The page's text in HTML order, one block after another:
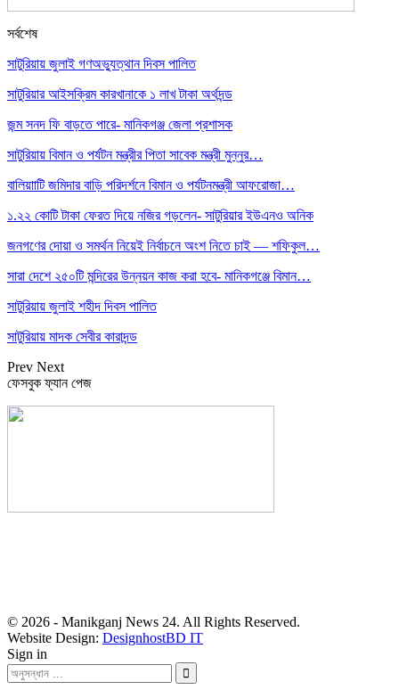
সর্বশেষ
সাটুরিয়ায় জুলাই গণঅভ্যুত্থান দিবস পালিত
সাটুরিয়ার আইসক্রিম কারখানাকে ১ লাখ টাকা অর্থদন্ড
জন্ম সনদ ফি বাড়তে পারে- মানিকগঞ্জ জেলা প্রশাসক
সাটুরিয়ায় বিমান ও পর্যটন মন্ত্রীর পিতা সাবেক মন্ত্রী মুন্নুর…
বালিয়াাটি জমিদার বাড়ি পরিদর্শনে বিমান ও পর্যটনমন্ত্রী আফরোজা…
১.২২ কোটি টাকা ফেরত দিয়ে নজির গড়লেন- সাটুরিয়ার ইউএনও অনিক
জনগণের দোয়া ও সমর্থন নিয়েই নির্বাচনে অংশ নিতে চাই — শফিকুল…
সারা দেশে ২৫০টি মন্দিরের উন্নয়ন কাজ করা হবে- মানিকগঞ্জে বিমান…
সাটুরিয়ায় জুলাই শহীদ দিবস পালিত
সাটুরিয়ায় মাদক সেবীর কারাদন্ড
Prev Next
ফেসবুক ফ্যান পেজ
© 2026 - Manikganj News 24. All Rights Reserved.
Website Design: DesignhostBD IT
Sign in